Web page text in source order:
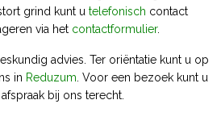
grind kunt u telefonisch contact
via het contactformulier.
advies. Ter oriëntatie kunt u op
in Reduzum . Voor een bezoek kunt u
bij ons terecht.